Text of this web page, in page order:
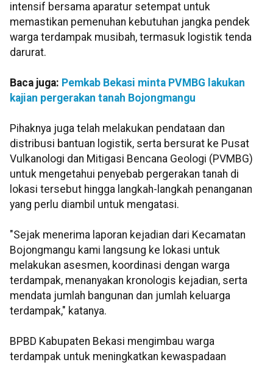
intensif bersama aparatur setempat untuk
memastikan pemenuhan kebutuhan jangka pendek
warga terdampak musibah, termasuk logistik tenda
darurat.
Baca juga: Pemkab Bekasi minta PVMBG lakukan
kajian pergerakan tanah Bojongmangu
Pihaknya juga telah melakukan pendataan dan
distribusi bantuan logistik, serta bersurat ke Pusat
Vulkanologi dan Mitigasi Bencana Geologi (PVMBG)
untuk mengetahui penyebab pergerakan tanah di
lokasi tersebut hingga langkah-langkah penanganan
yang perlu diambil untuk mengatasi.
"Sejak menerima laporan kejadian dari Kecamatan
Bojongmangu kami langsung ke lokasi untuk
melakukan asesmen, koordinasi dengan warga
terdampak, menanyakan kronologis kejadian, serta
mendata jumlah bangunan dan jumlah keluarga
terdampak," katanya.
BPBD Kabupaten Bekasi mengimbau warga
terdampak untuk meningkatkan kewaspadaan